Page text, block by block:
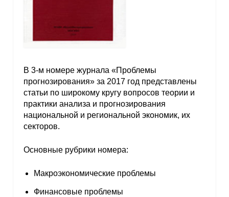
В 3-м номере журнала «Проблемы
прогнозирования» за 2017 год представлены
статьи по широкому кругу вопросов теории и
практики анализа и прогнозирования
национальной и региональной экономик, их
секторов.
Основные рубрики номера:
Макроэкономические проблемы
Финансовые проблемы